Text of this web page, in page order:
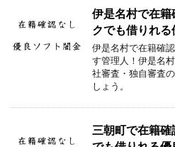
伊是名村で在籍
クでも借りれる
伊是名村で在籍確
す管理人！伊是名
社審査・独自審査
しょう。
三朝町で在籍